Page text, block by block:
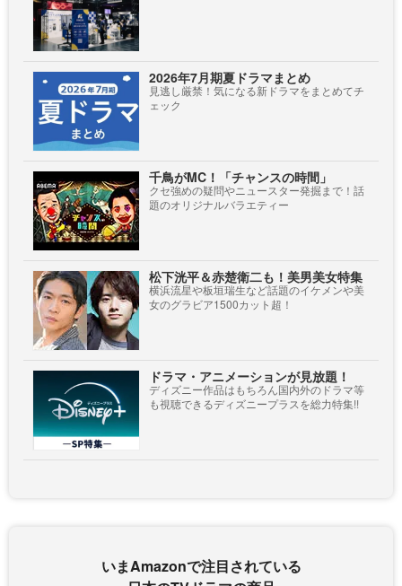
2026年7月期夏ドラマまとめ
見逃し厳禁！気になる新ドラマをまとめてチ
ェック
千鳥がMC！「チャンスの時間」
クセ強めの疑問やニュースター発掘まで！話
題のオリジナルバラエティー
松下洸平＆赤楚衛二も！美男美女特集
横浜流星や板垣瑞生など話題のイケメンや美
女のグラビア1500カット超！
ドラマ・アニメーションが見放題！
ディズニー作品はもちろん国内外のドラマ等
も視聴できるディズニープラスを総力特集!!
いまAmazonで注目されている